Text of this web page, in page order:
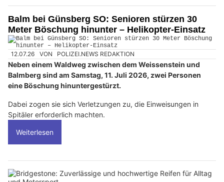
Balm bei Günsberg SO: Senioren stürzen 30
Meter Böschung hinunter – Helikopter-Einsatz
12.07.26 VON POLIZEI.NEWS REDAKTION
Neben einem Waldweg zwischen dem Weissenstein und
Balmberg sind am Samstag, 11. Juli 2026, zwei Personen
eine Böschung hinuntergestürzt.
Dabei zogen sie sich Verletzungen zu, die Einweisungen in
Spitäler erforderlich machten.
Weiterlesen